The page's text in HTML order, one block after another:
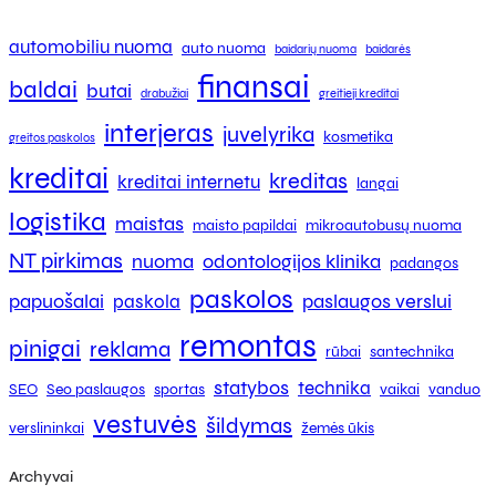
automobiliu nuoma auto nuoma baidarių nuoma baidarės
baldai butai drabužiai finansai greitieji kreditai
greitos paskolos interjeras juvelyrika kosmetika
kreditai kreditai internetu kreditas langai
logistika maistas maisto papildai mikroautobusų nuoma
NT pirkimas nuoma odontologijos klinika padangos
papuošalai paskola paskolos paslaugos verslui
pinigai reklama remontas rūbai santechnika
SEO Seo paslaugos sportas statybos technika vaikai vanduo
verslininkai vestuvės šildymas žemės ūkis
Archyvai